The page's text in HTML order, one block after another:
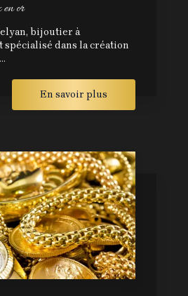
en or
bijoutier à
spécialisé dans la création
En savoir plus